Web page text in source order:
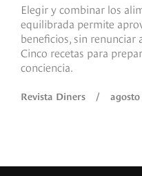
Elegir y combinar los
equilibrada permite
beneficios, sin renunciar
Cinco recetas para
conciencia.
Revista Diners / agosto